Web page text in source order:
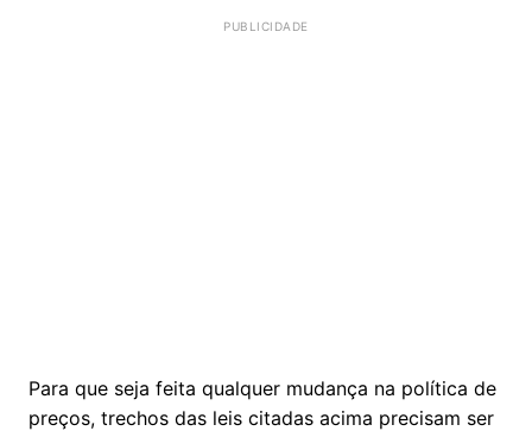
Para que seja feita qualquer mudança na política de
preços, trechos das leis citadas acima precisam ser